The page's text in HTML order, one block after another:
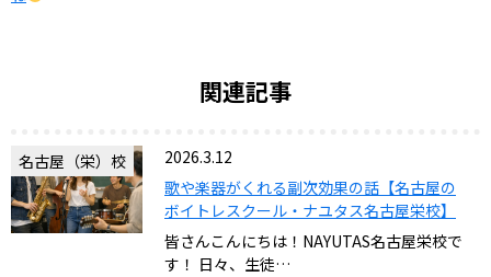
関連記事
名古屋（栄）校
2026.3.12
歌や楽器がくれる副次効果の話【名古屋の
ボイトレスクール・ナユタス名古屋栄校】
皆さんこんにちは！NAYUTAS名古屋栄校で
す！ 日々、生徒…